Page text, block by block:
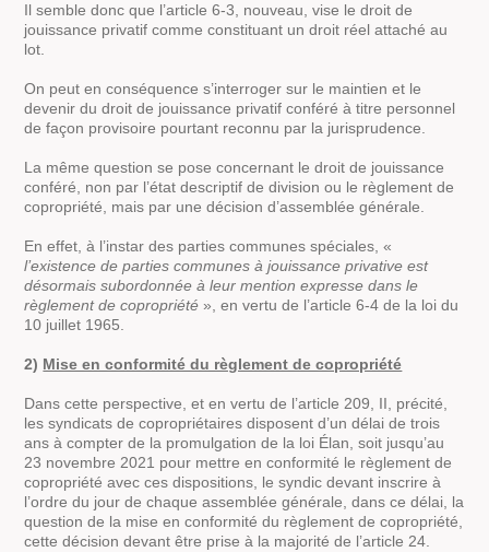
Il semble donc que l’article 6-3, nouveau, vise le droit de
jouissance privatif comme constituant un droit réel attaché au
lot.
On peut en conséquence s’interroger sur le maintien et le
devenir du droit de jouissance privatif conféré à titre personnel
de façon provisoire pourtant reconnu par la jurisprudence.
La même question se pose concernant le droit de jouissance
conféré, non par l’état descriptif de division ou le règlement de
copropriété, mais par une décision d’assemblée générale.
En effet, à l’instar des parties communes spéciales, «
l’existence de parties communes à jouissance privative est
désormais subordonnée à leur mention expresse dans le
règlement de copropriété », en vertu de l’article 6-4 de la loi du
10 juillet 1965.
2) Mise en conformité du règlement de copropriété
Dans cette perspective, et en vertu de l’article 209, II, précité,
les syndicats de copropriétaires disposent d’un délai de trois
ans à compter de la promulgation de la loi Élan, soit jusqu’au
23 novembre 2021 pour mettre en conformité le règlement de
copropriété avec ces dispositions, le syndic devant inscrire à
l’ordre du jour de chaque assemblée générale, dans ce délai, la
question de la mise en conformité du règlement de copropriété,
cette décision devant être prise à la majorité de l’article 24.